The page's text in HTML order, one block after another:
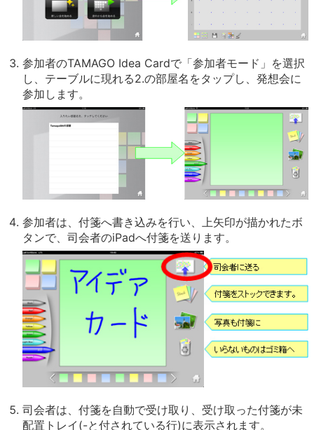
参加者のTAMAGO Idea Cardで「参加者モード」を選択
し、テーブルに現れる2.の部屋名をタップし、発想会に
参加します。
参加者は、付箋へ書き込みを行い、上矢印が描かれたボ
タンで、司会者のiPadへ付箋を送ります。
司会者は、付箋を自動で受け取り、受け取った付箋が未
配置トレイ(-と付されている行)に表示されます。